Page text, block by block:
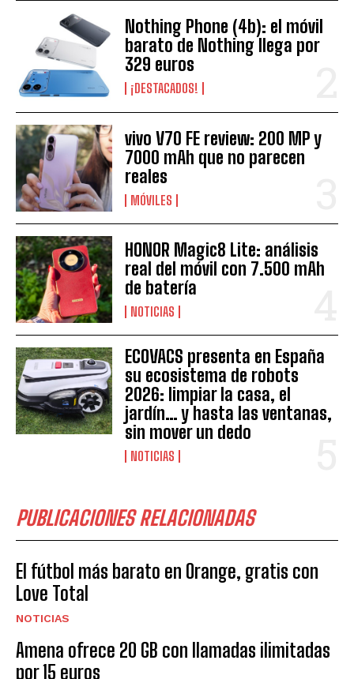
Nothing Phone (4b): el móvil
barato de Nothing llega por
329 euros
¡DESTACADOS!
vivo V70 FE review: 200 MP y
7000 mAh que no parecen
reales
MÓVILES
HONOR Magic8 Lite: análisis
real del móvil con 7.500 mAh
de batería
NOTICIAS
ECOVACS presenta en España
su ecosistema de robots
2026: limpiar la casa, el
jardín… y hasta las ventanas,
sin mover un dedo
NOTICIAS
PUBLICACIONES RELACIONADAS
El fútbol más barato en Orange, gratis con
Love Total
NOTICIAS
Amena ofrece 20 GB con llamadas ilimitadas
por 15 euros